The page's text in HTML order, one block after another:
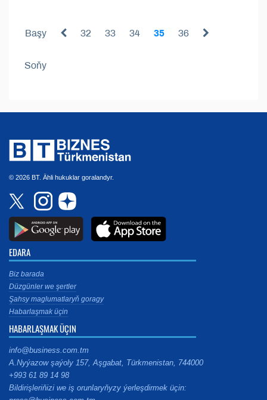
Başy 32 33 34 35 36
Soňy
© 2026 BT. Ähli hukuklar goralandyr.
EDARA
Biz barada
Düzgünler we şertler
Şahsy maglumatlaryň goragy
Habarlaşmak üçin
HABARLAŞMAK ÜÇIN
info@business.com.tm
A.Nyýazow şaýoly 157, Aşgabat, Türkmenistan, 744000
+993 61 89 14 98
Bildirişleriňizi we iş orunlaryňyzy ýerleşdirmek üçin: